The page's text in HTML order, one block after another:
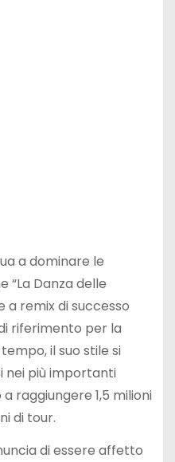
a dominare le
“La Danza delle
a remix di successo
riferimento per la
il suo stile si
nei più importanti
raggiungere 1,5 milioni
di tour.
di essere affetto